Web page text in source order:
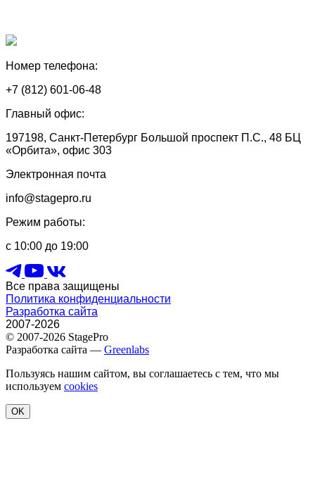
Номер телефона:
+7 (812) 601-06-48
Главный офис:
197198, Санкт-Петербург Большой проспект П.С., 48 БЦ
«Орбита», офис 303
Электронная почта
info@stagepro.ru
Режим работы:
с 10:00 до 19:00
Все права защищены
Политика конфиденциальности
Разработка сайта
2007-2026
© 2007-2026 StagePro
Разработка сайта — Greenlabs
Пользуясь нашим сайтом, вы соглашаетесь с тем, что мы
используем cookies
OK